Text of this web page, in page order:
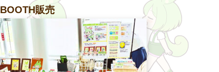
BOOTH販売